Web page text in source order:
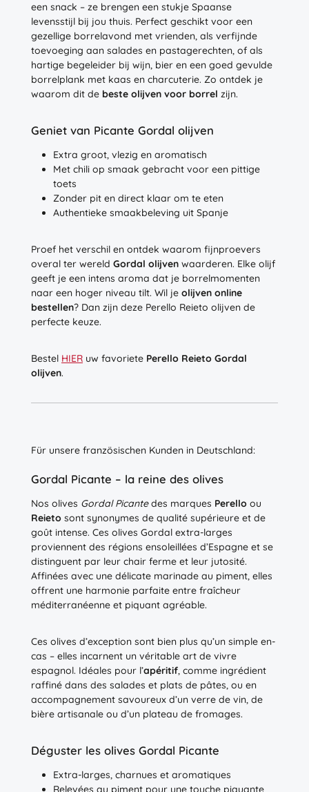
een snack – ze brengen een stukje Spaanse
levensstijl bij jou thuis. Perfect geschikt voor een
gezellige borrelavond met vrienden, als verfijnde
toevoeging aan salades en pastagerechten, of als
hartige begeleider bij wijn, bier en een goed gevulde
borrelplank met kaas en charcuterie. Zo ontdek je
waarom dit de beste olijven voor borrel zijn.
Geniet van Picante Gordal olijven
Extra groot, vlezig en aromatisch
Met chili op smaak gebracht voor een pittige
toets
Zonder pit en direct klaar om te eten
Authentieke smaakbeleving uit Spanje
Proef het verschil en ontdek waarom fijnproevers
overal ter wereld Gordal olijven waarderen. Elke olijf
geeft je een intens aroma dat je borrelmomenten
naar een hoger niveau tilt. Wil je olijven online
bestellen? Dan zijn deze Perello Reieto olijven de
perfecte keuze.
Bestel HIER uw favoriete Perello Reieto Gordal
olijven.
Für unsere französischen Kunden in Deutschland:
Gordal Picante – la reine des olives
Nos olives Gordal Picantedes marques Perello ou
Reieto sont synonymes de qualité supérieure et de
goût intense. Ces olives Gordal extra-larges
proviennent des régions ensoleillées d’Espagne et se
distinguent par leur chair ferme et leur jutosité.
Affinées avec une délicate marinade au piment, elles
offrent une harmonie parfaite entre fraîcheur
méditerranéenne et piquant agréable.
Ces olives d’exception sont bien plus qu’un simple en-
cas – elles incarnent un véritable art de vivre
espagnol. Idéales pour l’apéritif, comme ingrédient
raffiné dans des salades et plats de pâtes, ou en
accompagnement savoureux d’un verre de vin, de
bière artisanale ou d’un plateau de fromages.
Déguster les olives Gordal Picante
Extra-larges, charnues et aromatiques
Relevées au piment pour une touche piquante